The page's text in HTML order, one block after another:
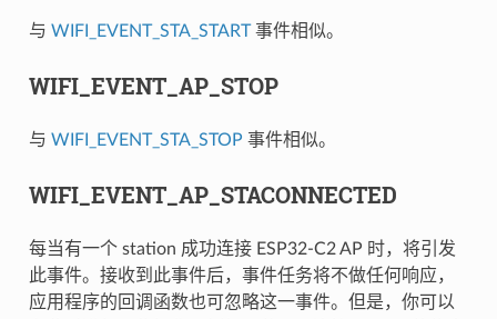
与 WIFI_EVENT_STA_START事件相似。
WIFI_EVENT_AP_STOP
与 WIFI_EVENT_STA_STOP 事件相似。
WIFI_EVENT_AP_STACONNECTED
每当有一个 station 成功连接 ESP32-C2 AP 时，将引发
此事件。接收到此事件后，事件任务将不做任何响应，
应用程序的回调函数也可忽略这一事件。但是，你可以